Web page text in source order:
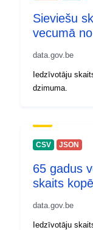
atrašanās
uriRef:
Sieviešu
vecumā
data.gov.be
Iedzīvotāju
dzimuma.
CSV JSON
65 gadus
skaits
data.gov.be
Iedzīvotāju